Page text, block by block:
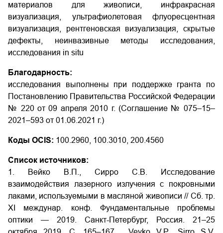
материалов для живописи, инфракрасная
визуализация, ультрафиолетовая флуоресцентная
визуализация, рентгеновская визуализация, скрытые
дефекты, неинвазивные методы исследования,
исследования in situ
Благодарность:
исследования выполнены при поддержке гранта по
Постановлению Правительства Российской Федерации
№ 220 от 09 апреля 2010 г. (Соглашение № 075–15–
2021–593 от 01.06.2021 г.)
Коды OCIS: 100.2960, 100.3010, 200.4560
Список источников:
1. Вейко В.П., Сирро С.В. Исследование
взаимодействия лазерного излучения с покровными
лаками, используемыми в масляной живописи // Сб. тр.
XI междунар. конф. Фундаментальные проблемы
оптики — 2019. Санкт-Петербург, Россия. 21–25